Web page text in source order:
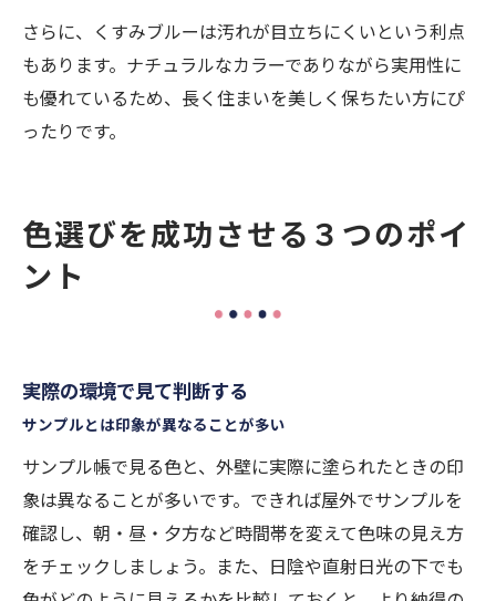
さらに、くすみブルーは汚れが目立ちにくいという利点
もあります。ナチュラルなカラーでありながら実用性に
も優れているため、長く住まいを美しく保ちたい方にぴ
ったりです。
色選びを成功させる３つのポイ
ント
実際の環境で見て判断する
サンプルとは印象が異なることが多い
サンプル帳で見る色と、外壁に実際に塗られたときの印
象は異なることが多いです。できれば屋外でサンプルを
確認し、朝・昼・夕方など時間帯を変えて色味の見え方
をチェックしましょう。また、日陰や直射日光の下でも